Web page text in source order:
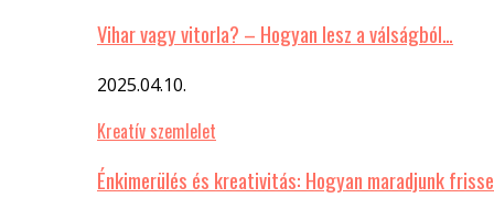
Vihar vagy vitorla? – Hogyan lesz a válságból…
2025.04.10.
Kreatív szemlelet
Énkimerülés és kreativitás: Hogyan maradjunk